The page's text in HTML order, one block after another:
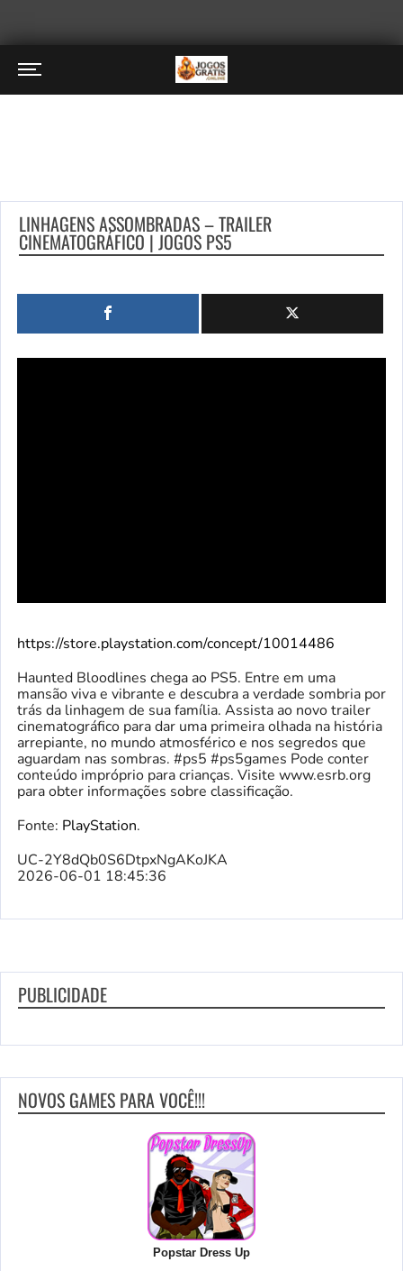
LINHAGENS ASSOMBRADAS – TRAILER
CINEMATOGRÁFICO | JOGOS PS5
https://store.playstation.com/concept/10014486
Haunted Bloodlines chega ao PS5. Entre em uma
mansão viva e vibrante e descubra a verdade sombria por
trás da linhagem de sua família. Assista ao novo trailer
cinematográfico para dar uma primeira olhada na história
arrepiante, no mundo atmosférico e nos segredos que
aguardam nas sombras. #ps5 #ps5games Pode conter
conteúdo impróprio para crianças. Visite www.esrb.org
para obter informações sobre classificação.
Fonte: PlayStation.
UC-2Y8dQb0S6DtpxNgAKoJKA
2026-06-01 18:45:36
PUBLICIDADE
NOVOS GAMES PARA VOCÊ!!!
Popstar Dress Up